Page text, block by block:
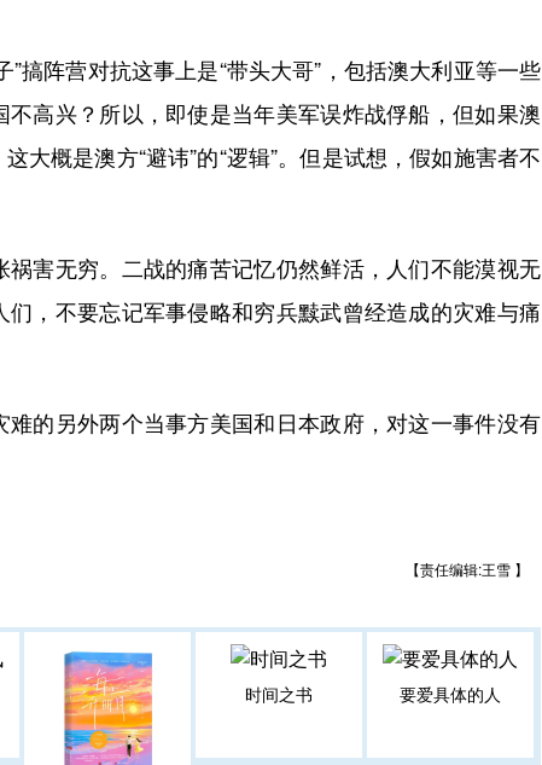
阵营对抗这事上是“带头大哥”，包括澳大利亚等一些
高兴？所以，即使是当年美军误炸战俘船，但如果澳
大概是澳方“避讳”的“逻辑”。但是试想，假如施害者不
害无穷。二战的痛苦记忆仍然鲜活，人们不能漠视无
，不要忘记军事侵略和穷兵黩武曾经造成的灾难与痛
的另外两个当事方美国和日本政府，对这一事件没有
【责任编辑:王雪 】
时间之书 要爱具体的人